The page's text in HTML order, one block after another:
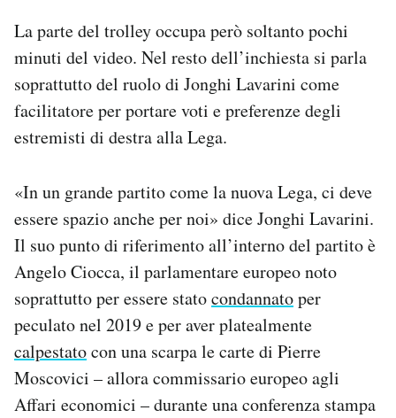
La parte del trolley occupa però soltanto pochi
minuti del video. Nel resto dell’inchiesta si parla
soprattutto del ruolo di Jonghi Lavarini come
facilitatore per portare voti e preferenze degli
estremisti di destra alla Lega.
«In un grande partito come la nuova Lega, ci deve
essere spazio anche per noi» dice Jonghi Lavarini.
Il suo punto di riferimento all’interno del partito è
Angelo Ciocca, il parlamentare europeo noto
soprattutto per essere statocondannatoper
peculato nel 2019 e per aver platealmente
calpestatocon una scarpa le carte di Pierre
Moscovici – allora commissario europeo agli
Affari economici – durante una conferenza stampa